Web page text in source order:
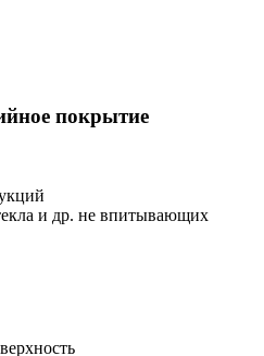
покрытие
и др. не впитывающих